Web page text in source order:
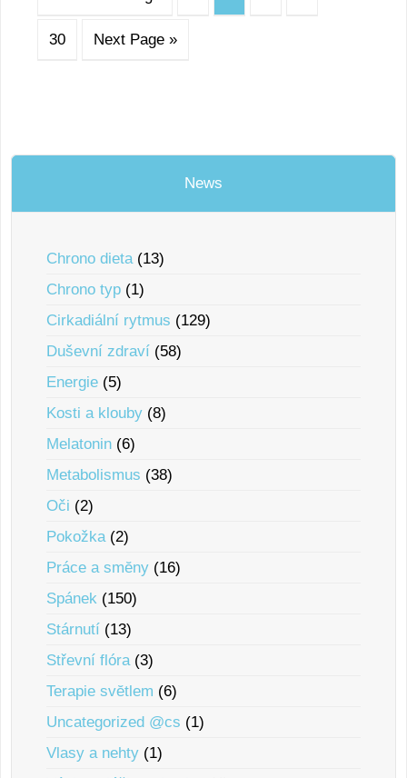
30 Next Page »
News
Chrono dieta(13)
Chrono typ (1)
Cirkadiální rytmus (129)
Duševní zdraví (58)
Energie (5)
Kosti a klouby (8)
Melatonin (6)
Metabolismus (38)
Oči (2)
Pokožka(2)
Práce a smĕny (16)
Spánek (150)
Stárnutí (13)
Střevní flóra(3)
Terapie svĕtlem (6)
Uncategorized @cs (1)
Vlasy a nehty (1)